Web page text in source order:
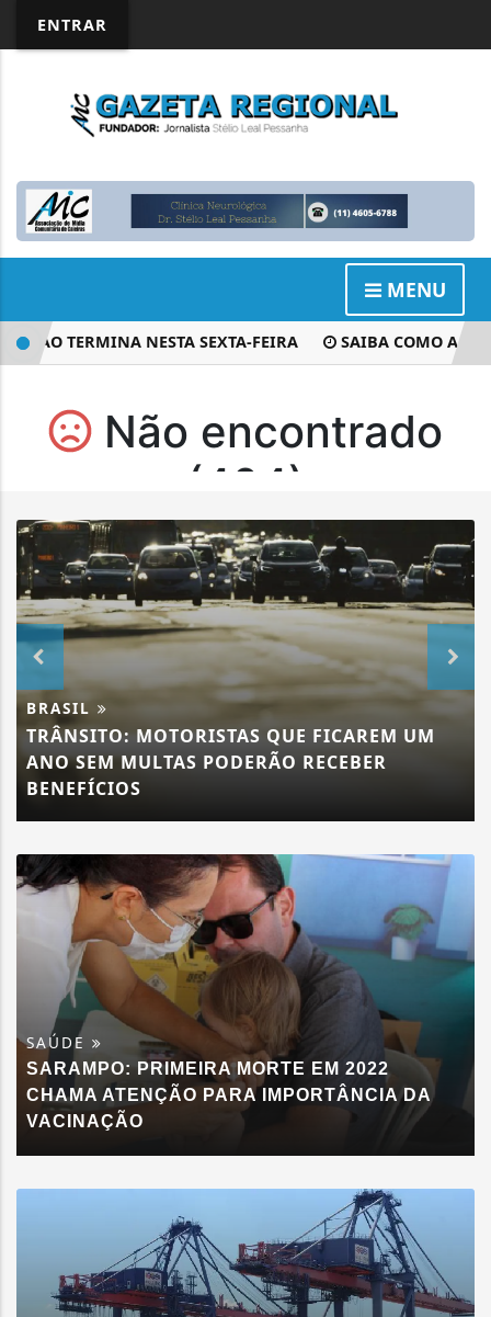
ENTRAR
MENU
TERMINA NESTA SEXTA-FEIRA SAIBA COMO A URNA
BRASIL
TRÂNSITO: MOTORISTAS QUE FICAREM UM
ANO SEM MULTAS PODERÃO RECEBER
BENEFÍCIOS
SAÚDE
SARAMPO: PRIMEIRA MORTE EM 2022
CHAMA ATENÇÃO PARA IMPORTÂNCIA DA
VACINAÇÃO